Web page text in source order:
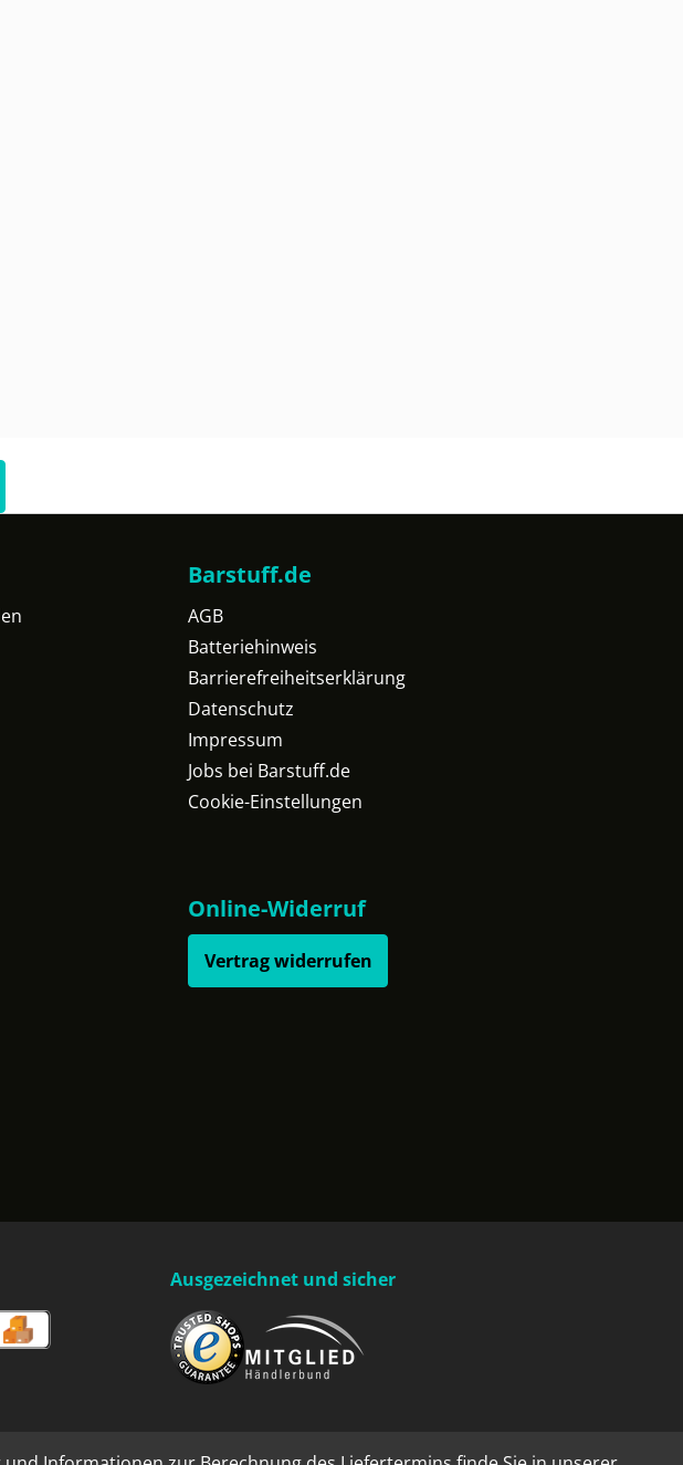
Barstuff.de
AGB
Batteriehinweis
Barrierefreiheitserklärung
Datenschutz
Impressum
Jobs bei Barstuff.de
Cookie-Einstellungen
Online-Widerruf
Vertrag widerrufen
Ausgezeichnet und sicher